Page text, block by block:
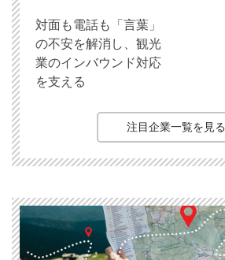
対面も電話も「言葉」
の不安を解消し、観光
業のインバウンド対応
を支える
注目企業一覧を見る